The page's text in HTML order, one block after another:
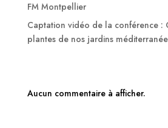
FM Montpellier
Captation vidéo de la conférence :
plantes de nos jardins
Aucun commentaire à afficher.